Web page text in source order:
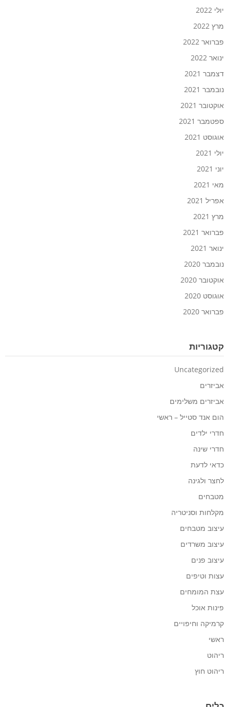
יולי 2022
מרץ 2022
פברואר 2022
ינואר 2022
דצמבר 2021
נובמבר 2021
אוקטובר 2021
ספטמבר 2021
אוגוסט 2021
יולי 2021
יוני 2021
מאי 2021
אפריל 2021
מרץ 2021
פברואר 2021
ינואר 2021
נובמבר 2020
אוקטובר 2020
אוגוסט 2020
פברואר 2020
קטגוריות
Uncategorized
אביזרים
אביזרים משלימים
הום אנד סטייל – ראשי
חדרי ילדים
חדרי שינה
כדאי לדעת
לחצר ולגינה
מטבחים
מקלחות וסניטריה
עיצוב מטבחים
עיצוב משרדים
עיצוב פנים
עצות וטיפים
עצת המומחים
פינות אוכל
קרמיקה וחיפויים
ראשי
ריהוט
ריהוט חוץ